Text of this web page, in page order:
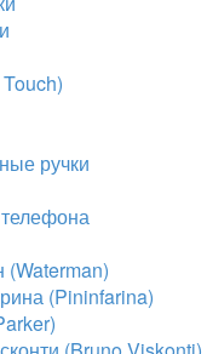
ручки
(Waterman)
(Pininfarina)